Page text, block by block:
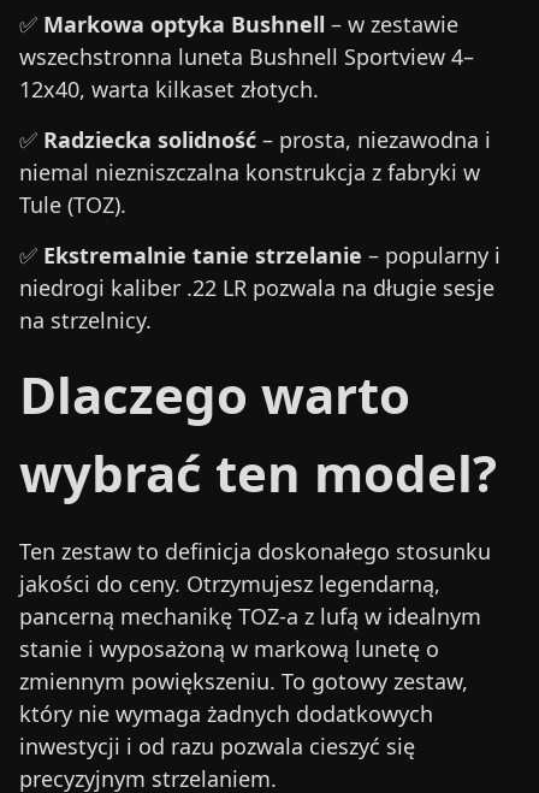
✅ Markowa optyka Bushnell – w zestawie
wszechstronna luneta Bushnell Sportview 4–
12x40, warta kilkaset złotych.
✅ Radziecka solidność – prosta, niezawodna i
niemal niezniszczalna konstrukcja z fabryki w
Tule (TOZ).
✅ Ekstremalnie tanie strzelanie – popularny i
niedrogi kaliber .22 LR pozwala na długie sesje
na strzelnicy.
Dlaczego warto
wybrać ten model?
Ten zestaw to definicja doskonałego stosunku
jakości do ceny. Otrzymujesz legendarną,
pancerną mechanikę TOZ-a z lufą w idealnym
stanie i wyposażoną w markową lunetę o
zmiennym powiększeniu. To gotowy zestaw,
który nie wymaga żadnych dodatkowych
inwestycji i od razu pozwala cieszyć się
precyzyjnym strzelaniem.